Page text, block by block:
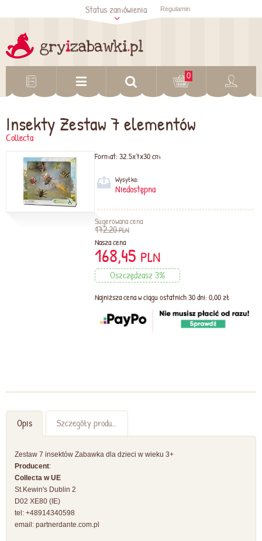
Sprawdź status
zamówienia
Status zamówienia Regulamin
0
Insekty Zestaw 7 elementów
Collecta
Format:32.5x7x30 cm
Wysyłka:
Niedostępna
Sugerowana cena
172,20PLN
Nasza cena
168,45 PLN
Oszczędzasz 3%
Najniższa cena w ciągu ostatnich 30 dni: 0,00 zł
Opis Szczegóły produktu
Zestaw 7 insektów Zabawka dla dzieci w wieku 3+
Producent:
Collecta w UE
St.Kewin's Dublin 2
D02 XE80 (IE)
tel: +48914340598
email: partnerdante.com.pl